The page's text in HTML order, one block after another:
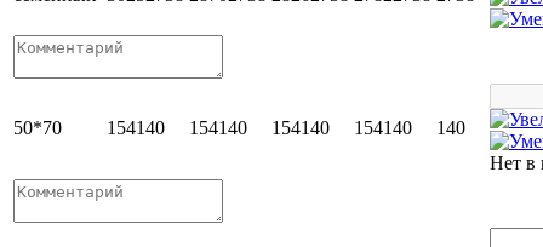
50*70 154140 154140 154140 154140
140
Нет в